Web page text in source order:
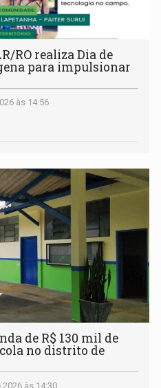
RO realiza Dia de
para impulsionar
às 14:56
de R$ 130 mil de
no distrito de
às 14:30